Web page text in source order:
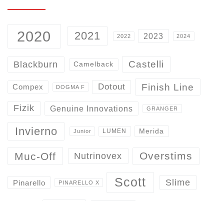
2020 2021 2022 2023 2024
Blackburn Camelback Castelli
Compex DOGMA F Dotout Finish Line
Fizik Genuine Innovations GRANGER
Invierno Junior LUMEN Merida
Muc-Off Nutrinovex Overstims
Pinarello PINARELLO X Scott Slime